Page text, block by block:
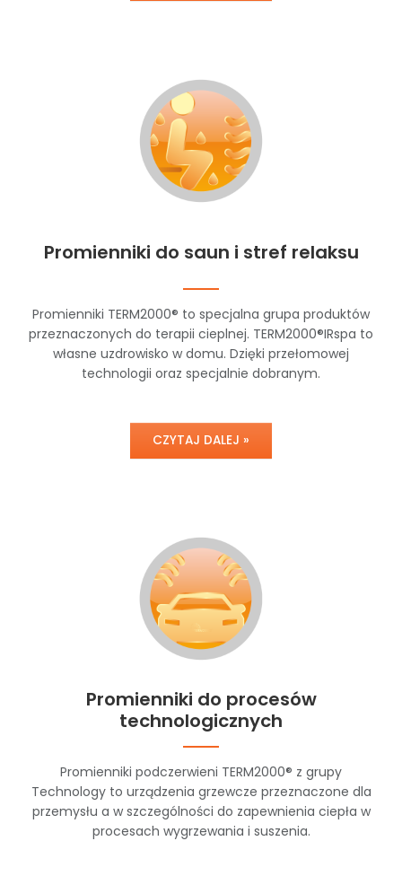
Promienniki do saun i stref relaksu
Promienniki TERM2000® to specjalna grupa produktów
przeznaczonych do terapii cieplnej. TERM2000®IRspa to
własne uzdrowisko w domu. Dzięki przełomowej
technologii oraz specjalnie dobranym.
CZYTAJ DALEJ »
Promienniki do procesów
technologicznych
Promienniki podczerwieni TERM2000® z grupy
Technology to urządzenia grzewcze przeznaczone dla
przemysłu a w szczególności do zapewnienia ciepła w
procesach wygrzewania i suszenia.